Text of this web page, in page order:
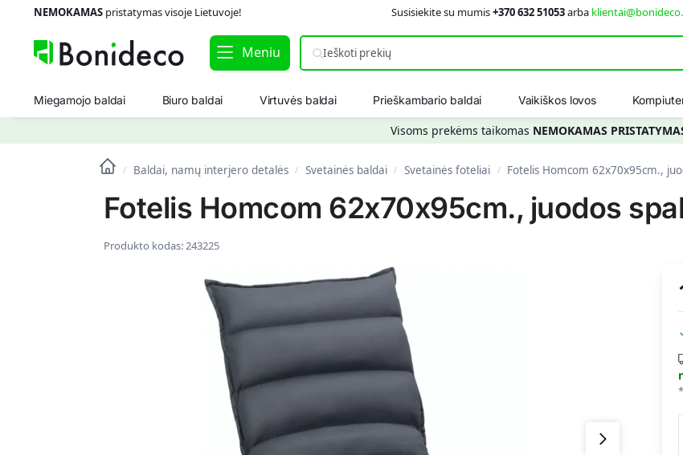
NEMOKAMASpristatymas visoje Lietuvoje! Susisiekite su mumis+370 632 51053arba
Meniu
Miegamojo baldai Biuro baldai Virtuvės baldai Prieškambario baldai Vaikiškos lovos
Visoms prekėms taikomas NEMOKAMAS
/ Baldai, namų interjero detalės / Svetainės baldai / Svetainės foteliai / Fotelis Homcom 62x70x95cm.,
Fotelis Homcom 62x70x95cm., juodos
Produkto kodas:243225